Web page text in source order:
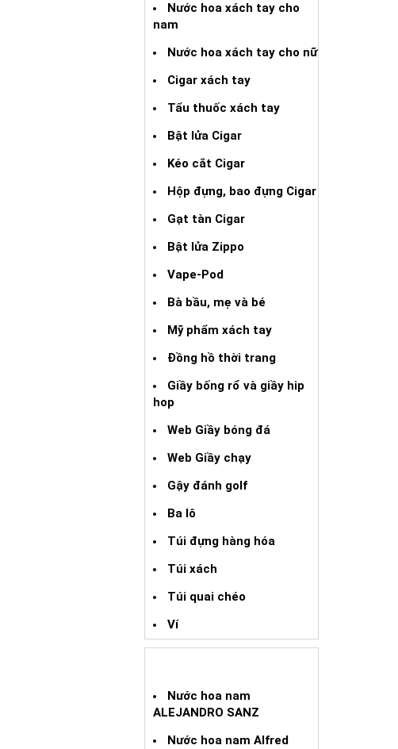
Nước hoa xách tay cho
nam
Nước hoa xách tay cho nữ
Cigar xách tay
Tẩu thuốc xách tay
Bật lửa Cigar
Kéo cắt Cigar
Hộp đựng, bao đựng Cigar
Gạt tàn Cigar
Bật lửa Zippo
Vape-Pod
Bà bầu, mẹ và bé
Mỹ phẩm xách tay
Đồng hồ thời trang
Giầy bống rổ và giầy hip
hop
Web Giầy bóng đá
Web Giầy chạy
Gậy đánh golf
Ba lô
Túi đựng hàng hóa
Túi xách
Túi quai chéo
Ví
Nước hoa nam
ALEJANDRO SANZ
Nước hoa nam Alfred